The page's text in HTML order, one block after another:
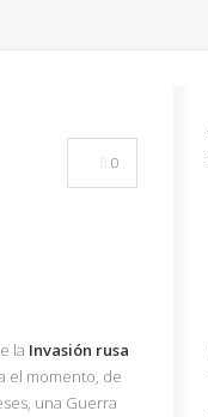
0
la Invasión rusa
el momento, de
una Guerra